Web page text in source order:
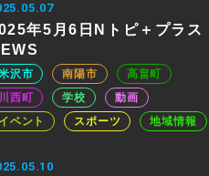
年5月6日Nトピ＋プラス
沢市 南陽市
高畠町
川西町
学校
動画
イベント
スポーツ 地域情報